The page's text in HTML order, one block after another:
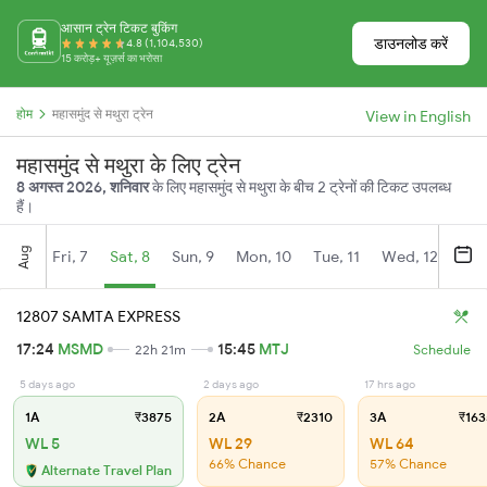
आसान ट्रेन टिकट बुकिंग
4.8 (1,104,530)
15 करोड़+ यूज़र्स का भरोसा
डाउनलोड करें
होम महासमुंद से मथुरा ट्रेन View in English
महासमुंद से मथुरा के लिए ट्रेन
8 अगस्त 2026, शनिवारके लिए महासमुंद से मथुरा के बीच 2 ट्रेनों की टिकट उपलब्ध
हैं।
Aug Fri, 7 Sat, 8 Sun, 9 Mon, 10 Tue, 11 Wed, 12
12807 SAMTA EXPRESS
17:24 MSMD 22h 21m 15:45 MTJ Schedule
5 days ago
1A ₹3875
WL 5
Alternate Travel Plan
2 days ago
2A ₹2310
WL 29
66% Chance
17 hrs ago
3A
WL 64
57% Chance